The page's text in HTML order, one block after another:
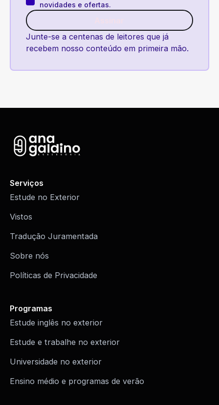
novidades e ofertas.
Junte-se a centenas de leitores que já
recebem nosso conteúdo em primeira mão.
Serviços
Estude no Exterior
Vistos
Tradução Juramentada
Sobre nós
Políticas de Privacidade
Programas
Estude inglês no exterior
Estude e trabalhe no exterior
Universidade no exterior
Ensino médio e programas de verão